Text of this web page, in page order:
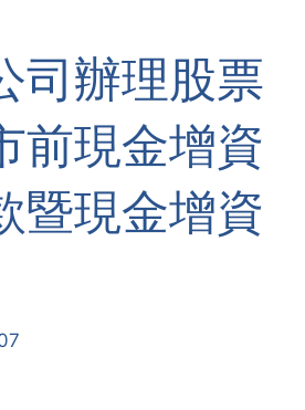
司辦理股票
前現金增資
暨現金增資